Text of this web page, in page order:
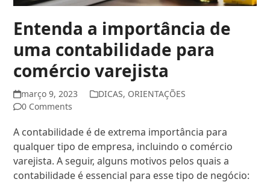
Entenda a importância de
uma contabilidade para
comércio varejista
março 9, 2023 DICAS, ORIENTAÇÕES
0 Comments
A contabilidade é de extrema importância para
qualquer tipo de empresa, incluindo o comércio
varejista. A seguir, alguns motivos pelos quais a
contabilidade é essencial para esse tipo de negócio: